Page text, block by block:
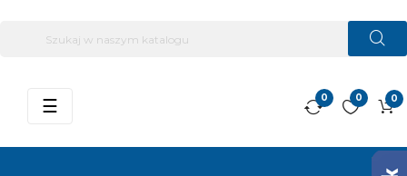
0
0
0
Przełącz
☰